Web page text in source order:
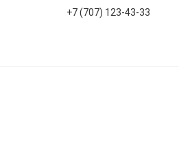
+7 (707) 123-43-33